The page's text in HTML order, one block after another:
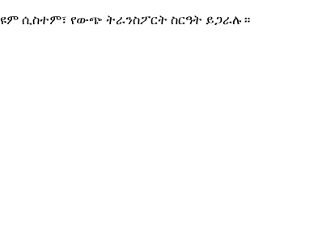
ሲስተም፣ የውጭ ትራንስፖርት ስርዓት ይጋራሉ።